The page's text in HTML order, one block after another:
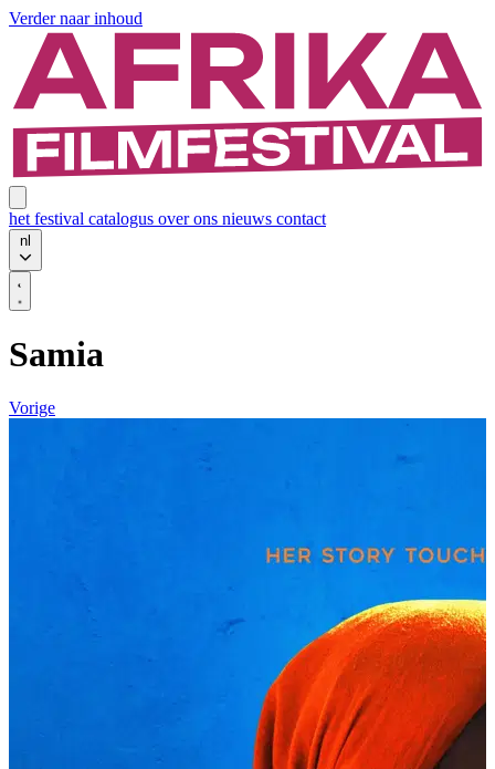
Verder naar inhoud
het festival catalogus over ons nieuws contact
nl
Samia
Vorige